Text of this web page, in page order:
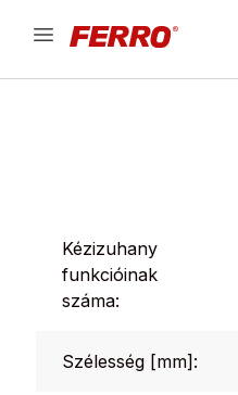
Kézizuhany
funkcióinak
száma:
Szélesség [mm]: